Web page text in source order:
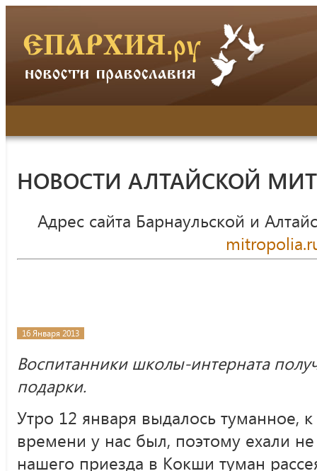
НОВОСТИ АЛТАЙСКОЙ
Адрес сайта Барнаульской и
16 Января 2013
Воспитанники школы-интерната
подарки.
Утро 12 января выдалось туманное,
времени у нас был, поэтому ехали
нашего приезда в Кокши туман